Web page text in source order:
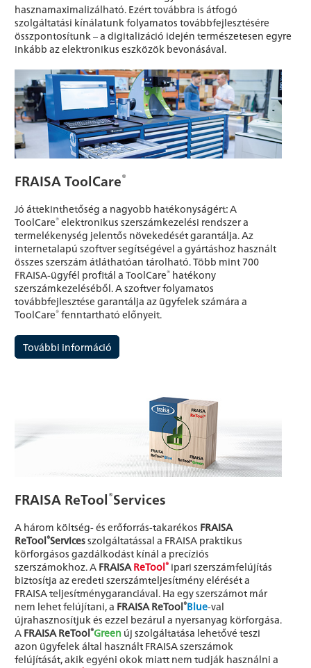
hasznamaximalizálható. Ezért továbbra is átfogó
szolgáltatási kínálatunk folyamatos továbbfejlesztésére
összpontosítunk – a digitalizáció idején természetesen egyre
inkább az elektronikus eszközök bevonásával.
FRAISA ToolCare®
Jó áttekinthetőség a nagyobb hatékonyságért: A
ToolCare® elektronikus szerszámkezelési rendszer a
termelékenység jelentős növekedését garantálja. Az
internetalapú szoftver segítségével a gyártáshoz használt
összes szerszám átláthatóan tárolható. Több mint 700
FRAISA-ügyfél profitál a ToolCare® hatékony
szerszámkezeléséből. A szoftver folyamatos
továbbfejlesztése garantálja az ügyfelek számára a
ToolCare® fenntartható előnyeit.
További információ
FRAISA ReTool®Services
A három költség- és erőforrás-takarékos FRAISA
ReTool®Servicesszolgáltatással a FRAISA praktikus
körforgásos gazdálkodást kínál a precíziós
szerszámokhoz. A FRAISAReTool® ipari szerszámfelújítás
biztosítja az eredeti szerszámteljesítmény elérését a
FRAISA teljesítménygaranciával. Ha egy szerszámot már
nem lehet felújítani, a FRAISA ReTool®Blue-val
újrahasznosítjuk és ezzel bezárul a nyersanyag körforgása.
A FRAISA ReTool®Green új szolgáltatása lehetővé teszi
azon ügyfelek által használt FRAISA szerszámok
felújítását, akik egyéni okok miatt nem tudják használni a